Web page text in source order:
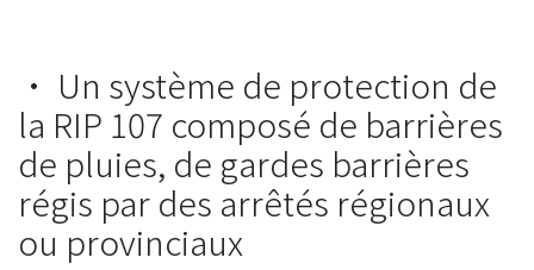
• Un système de protection de
la RIP 107 composé de barrières
de pluies, de gardes barrières
régis par des arrêtés régionaux
ou provinciaux